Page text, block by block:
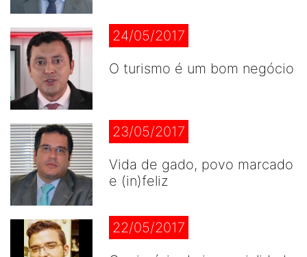
24/05/2017
O turismo é um bom negócio
23/05/2017
Vida de gado, povo marcado
e (in)feliz
22/05/2017